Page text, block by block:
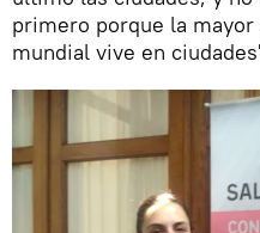
primero porque la
mundial vive en